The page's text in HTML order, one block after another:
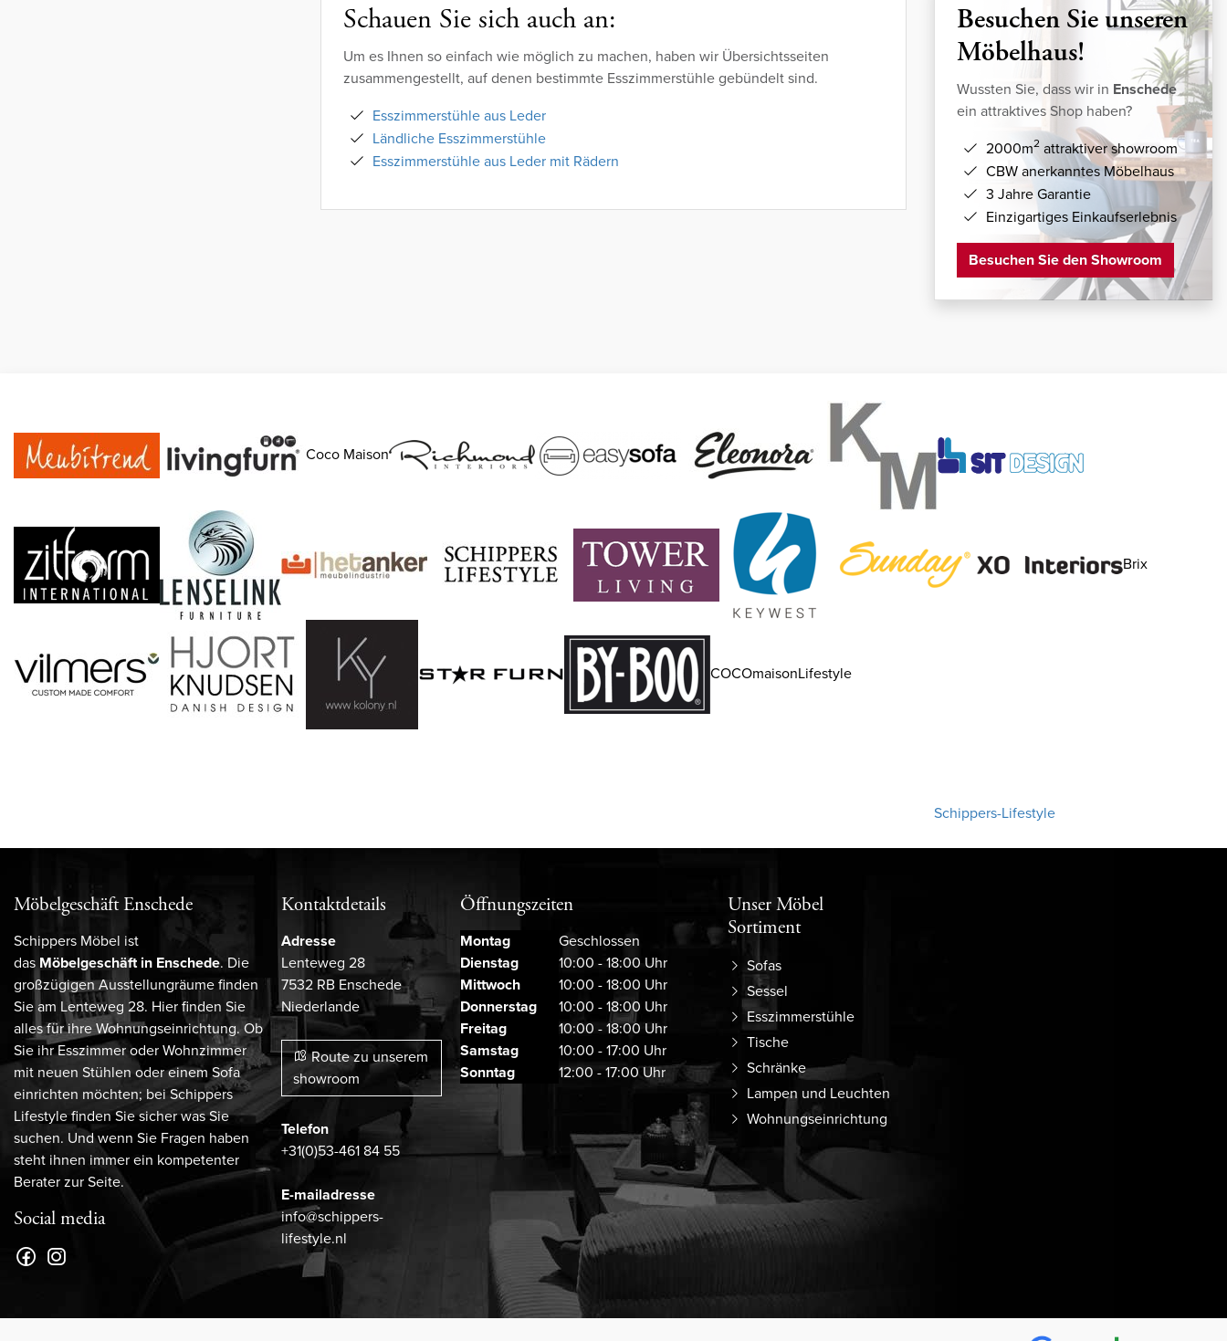
Schauen Sie sich auch an:
Um es Ihnen so einfach wie möglich zu machen, haben wir Übersichtsseiten
zusammengestellt, auf denen bestimmte Esszimmerstühle gebündelt sind.
Esszimmerstühle aus Leder
Ländliche Esszimmerstühle
Esszimmerstühle aus Leder mit Rädern
Besuchen Sie unseren
Möbelhaus!
Wussten Sie, dass wir in Enschede
ein attraktives Shop haben?
2000m2 attraktiver showroom
CBW anerkanntes Möbelhaus
3 Jahre Garantie
Einzigartiges Einkaufserlebnis
Besuchen Sie den Showroom
Coco Maison
Brix
COCOmaisonLifestyle
Möbelgeschäft Enschede
Schippers Möbel ist
das Möbelgeschäft in Enschede. Die
großzügigen Ausstellungräume finden
Sie am Lenteweg 28. Hier finden Sie
alles für ihre Wohnungseinrichtung. Ob
Sie ihr Esszimmer oder Wohnzimmer
mit neuen Stühlen oder einem Sofa
einrichten möchten; bei Schippers
Lifestyle finden Sie sicher was Sie
suchen. Und wenn Sie Fragen haben
steht ihnen immer ein kompetenter
Berater zur Seite.
Social media
Kontaktdetails
Adresse
Lenteweg 28
7532 RB Enschede
Niederlande
Route zu unserem
showroom
Telefon
+31(0)53-461 84 55
E-mailadresse
info@schippers-
lifestyle.nl
Öffnungszeiten
Montag
Geschlossen
Dienstag
10:00 - 18:00 Uhr
Mittwoch
10:00 - 18:00 Uhr
Donnerstag
10:00 - 18:00 Uhr
Freitag
10:00 - 18:00 Uhr
Samstag
10:00 - 17:00 Uhr
Sonntag
12:00 - 17:00 Uhr
Unser Möbel
Sortiment
Sofas
Sessel
Esszimmerstühle
Tische
Schränke
Lampen und Leuchten
Wohnungseinrichtung
Schippers-Lifestyle